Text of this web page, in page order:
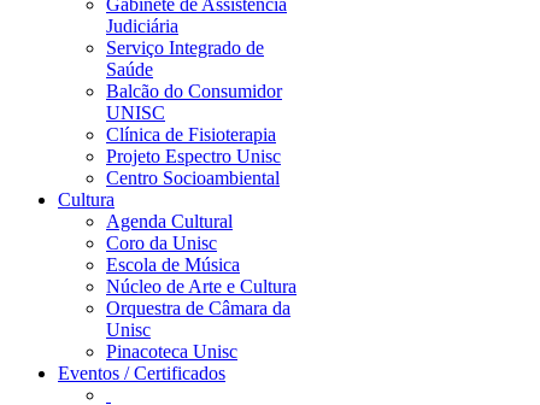
Gabinete de Assistência
Judiciária
Serviço Integrado de
Saúde
Balcão do Consumidor
UNISC
Clínica de Fisioterapia
Projeto Espectro Unisc
Centro Socioambiental
Cultura
Agenda Cultural
Coro da Unisc
Escola de Música
Núcleo de Arte e Cultura
Orquestra de Câmara da
Unisc
Pinacoteca Unisc
Eventos / Certificados